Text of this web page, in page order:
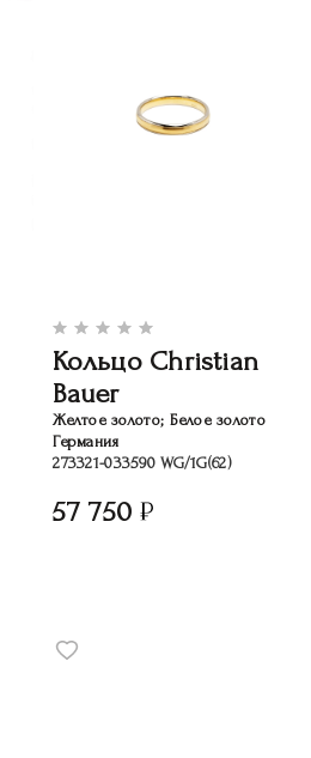
Кольцо Christian
Bauer
Желтое золото; Белое золото
Германия
273321-033590 WG/1G(62)
57 750